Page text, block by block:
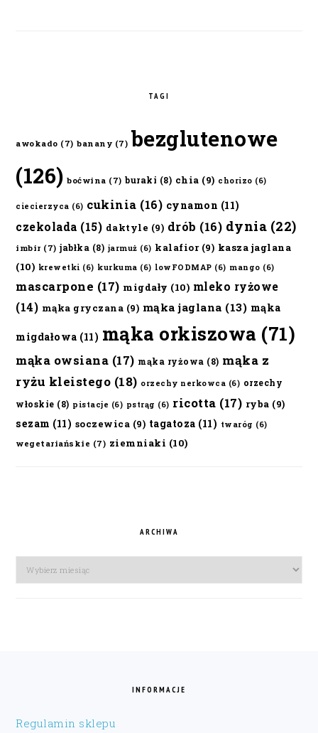
TAGI
awokado (7) banany (7) bezglutenowe
(126) boćwina (7) buraki (8) chia (9) chorizo (6)
ciecierzyca (6) cukinia (16) cynamon (11)
czekolada (15) daktyle (9) drób (16) dynia (22)
imbir (7) jabłka (8) jarmuż (6) kalafior(9) kasza jaglana
(10) krewetki (6) kurkuma (6) lowFODMAP (6) mango (6)
mascarpone (17) migdały (10) mleko ryżowe
(14) mąka gryczana (9) mąka jaglana (13) mąka
migdałowa (11) mąka orkiszowa (71)
mąka owsiana (17) mąka ryżowa (8) mąka z
ryżu kleistego (18) orzechy nerkowca (6) orzechy
włoskie (8) pistacje (6) pstrąg (6) ricotta (17) ryba (9)
sezam (11) soczewica (9) tagatoza (11) twaróg (6)
wegetariańskie (7) ziemniaki (10)
ARCHIWA
Archiwa
INFORMACJE
Regulamin sklepu